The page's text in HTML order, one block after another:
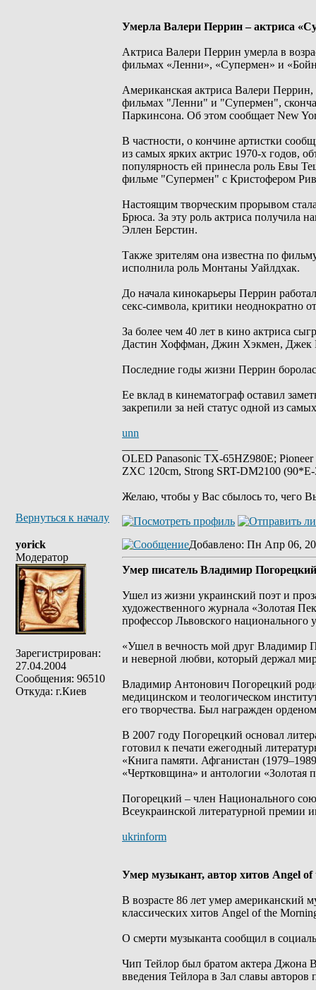
Умерла Валери Перрин – актриса
Актриса Валери Перрин умерла в
фильмах «Ленни», «Супермен» и
Американская актриса Валери
фильмах "Ленни" и "Супермен",
Паркинсона. Об этом сообщает New
В частности, о кончине артистки
из самых ярких актрис 1970-х годов,
популярность ей принесла роль Евы
фильме "Супермен" с Кристофером
Настоящим творческим прорывом
Брюса. За эту роль актриса получила
Эллен Берстин.
Также зрителям она известна по
исполнила роль Монтаны Уайлдхак.
До начала кинокарьеры Перрин
секс-символа, критики неоднократно
За более чем 40 лет в кино актриса
Дастин Хоффман, Джин Хэкмен, Джек
Последние годы жизни Перрин
Ее вклад в кинематограф оставил
закрепили за ней статус одной из
unn
OLED Panasonic TX-65HZ980E;
ZXC 120cm, Strong SRT-DM2100
Желаю, чтобы у Вас сбылось то, чего
Вернуться к началу
yorick
Модератор
Зарегистрирован:
27.04.2004
Сообщения: 96510
Откуда: г.Киев
Добавлено: Пн Апр 06,
Умер писатель Владимир Погорецкий
Ушел из жизни украинский поэт и
художественного журнала «Золотая
профессор Львовского
«Ушел в вечность мой друг Владимир
и неверной любви, который держал
Владимир Антонович Погорецкий
медицинском и теологическом
его творчества. Был награжден
В 2007 году Погорецкий основал
готовил к печати ежегодный
«Книга памяти. Афганистан
«Чертковщина» и антологии «Золотая
Погорецкий – член Национального
Всеукраинской литературной премии
ukrinform
Умер музыкант, автор хитов Angel
В возрасте 86 лет умер американский
классических хитов Angel of the
О смерти музыканта сообщил в
Чип Тейлор был братом актера Джона
введения Тейлора в Зал славы авторов